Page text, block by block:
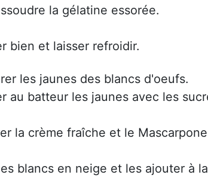
la gélatine essorée.
bien et laisser refroidir.
les jaunes des blancs d'oeufs.
au batteur les jaunes avec les
la crème fraîche et le
blancs en neige et les ajouter à